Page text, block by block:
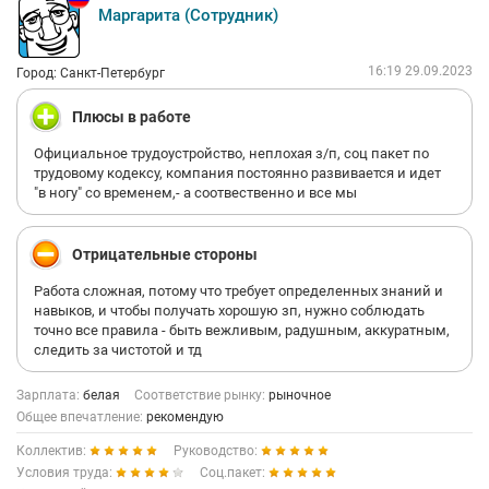
Могу теперь вам сказать отдельные управляющие :"
Доигрались вы в технолога , а теперь сотрудников у вас нет.
Увольняйтесь, не позорьтесь, пинком под зад все равно
придётся идти рано или поздно, это же Теремок как вы сами
говорите. Не нравится Увольняйтесь. Вы даже не понимаете,
что значит быть управляющим!!! ."
Ах да, знаменитая фраза Теремка от управляющих :" Не
нравится - Увольняйтесь! " Почему-то такое ощущение, что
большинство взяли в управляющие за бутылку хенесси, а не
за способности, привет территориальным управляющим.
Что могу пожелать владельцу Теремка, если он, конечно
прочитает, как бывший администратор, отработавший честно
5 лет в компании с хорошими показателями ресторана .
1)Во - первых. Управляющих поменять на адекватных людей,
вещами о которых я уже написал выше, а может и
территоралов уже пора, которые засиделись и так же нефига
2)Во вторых. Технологи. Уберите эту премию технолога.
Маргарита (Сотрудник)
Город: Санкт-Петербург 16:19 29.09.2023
Плюсы в работе
Официальное трудоустройство, неплохая з/п, соц пакет по
трудовому кодексу, компания постоянно развивается и идет
"в ногу" со временем,- а соотвественно и все мы
Отрицательные стороны
Работа сложная, потому что требует определенных знаний и
навыков, и чтобы получать хорошую зп, нужно соблюдать
точно все правила - быть вежливым, радушным, аккуратным,
следить за чистотой и тд
Зарплата: белая Соответствие рынку: рыночное
Общее впечатление: рекомендую
Коллектив:
Руководство:
Условия труда:
Соц.пакет: